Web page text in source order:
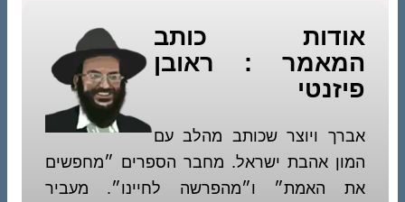
אודות כותב
המאמר : ראובן
פיזנטי
אברך ויוצר שכותב מהלב עם
המון אהבת ישראל. מחבר הספרים ״מחפשים
את האמת״ ו״מהפרשה לחיינו״. מעביר